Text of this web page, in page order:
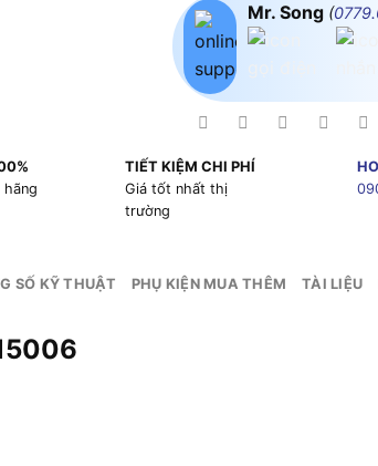
Mr. Song (
hãng
TIẾT KIỆM CHI PHÍ
Giá tốt nhất thị
trường
SỐ KỸ THUẬT PHỤ KIỆN MUA THÊM TÀI LIỆU